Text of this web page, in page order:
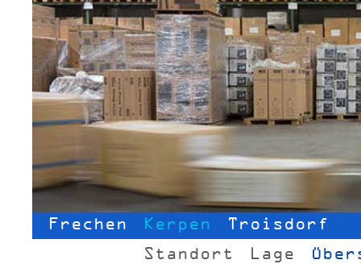
Frechen Kerpen
Troisdorf
Standort
Lage